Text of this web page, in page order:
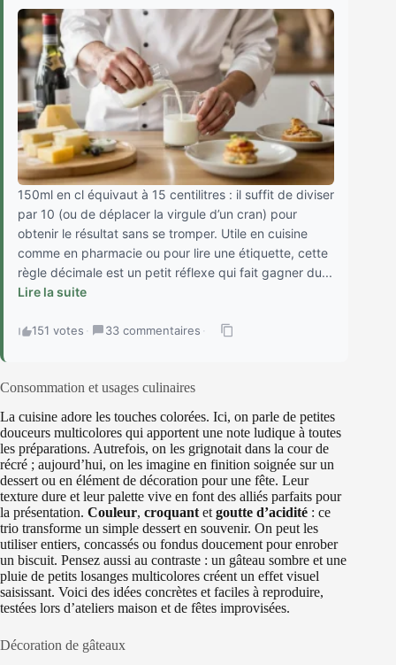
150ml en cl équivaut à 15 centilitres : il suffit de diviser
par 10 (ou de déplacer la virgule d’un cran) pour
obtenir le résultat sans se tromper. Utile en cuisine
comme en pharmacie ou pour lire une étiquette, cette
règle décimale est un petit réflexe qui fait gagner du...
Lire la suite
151 votes · 33 commentaires ·
Consommation et usages culinaires
La cuisine adore les touches colorées. Ici, on parle de petites
douceurs multicolores qui apportent une note ludique à toutes
les préparations. Autrefois, on les grignotait dans la cour de
récré ; aujourd’hui, on les imagine en finition soignée sur un
dessert ou en élément de décoration pour une fête. Leur
texture dure et leur palette vive en font des alliés parfaits pour
la présentation. Couleur, croquant et goutte d’acidité : ce
trio transforme un simple dessert en souvenir. On peut les
utiliser entiers, concassés ou fondus doucement pour enrober
un biscuit. Pensez aussi au contraste : un gâteau sombre et une
pluie de petits losanges multicolores créent un effet visuel
saisissant. Voici des idées concrètes et faciles à reproduire,
testées lors d’ateliers maison et de fêtes improvisées.
Décoration de gâteaux